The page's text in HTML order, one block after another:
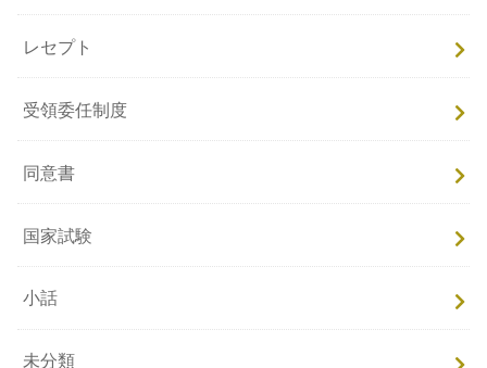
レセプト
受領委任制度
同意書
国家試験
小話
未分類